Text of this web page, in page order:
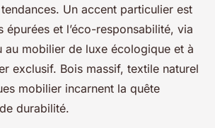
Un accent particulier est
épurées et l’éco-responsabilité, via
au mobilier de luxe écologique et à
exclusif. Bois massif, textile naturel
mobilier incarnent la quête
durabilité.